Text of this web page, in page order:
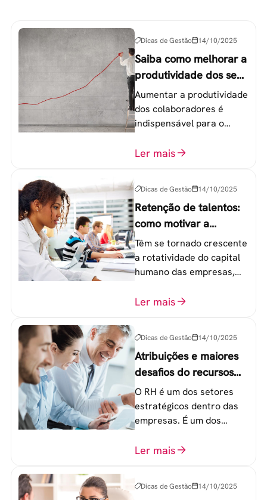
Dicas de Gestão 14/10/2025
Saiba como melhorar a
produtividade dos seus
colaboradores
Aumentar a produtividade
dos colaboradores é
indispensável para o
equipe de trabalho. 6
Ler mais
Dicas de Gestão 14/10/2025
Retenção de talentos:
como motivar a
geração Y nas
empresas?
Têm se tornado crescente
a rotatividade do capital
humano das empresas,
colaboradores na faixa de
Ler mais
Dicas de Gestão 14/10/2025
Atribuições e maiores
desafios do recursos
humanos em uma
empresa
O RH é um dos setores
estratégicos dentro das
empresas. É um dos
o atingimento das metas
Ler mais
Dicas de Gestão 14/10/2025